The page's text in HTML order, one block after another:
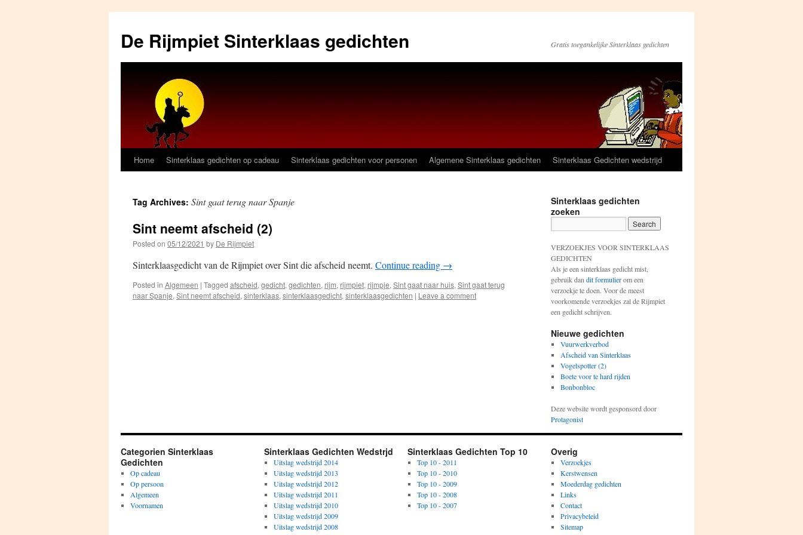
content
De Rijmpiet Sinterklaas gedichten Gratis toegankelijke Sinterklaas gedichten
Home Sinterklaas gedichten op cadeau Sinterklaas gedichten voor personen Algemene Sinterklaas gedichten Sinterklaas Gedichten wedstrijd
Tag Archives: Sint gaat terug naar Spanje
Sint neemt afscheid (2)
Posted on 05/12/2021 by De Rijmpiet
Sinterklaasgedicht van de Rijmpiet over Sint die afscheid neemt. Continue reading →
Posted in Algemeen | Tagged afscheid, gedicht, gedichten, rijm, rijmpiet, rijmpje, Sint gaat naar huis, Sint gaat terug
naar Spanje, Sint neemt afscheid, sinterklaas, sinterklaasgedicht, sinterklaasgedichten | Leave a comment
Sinterklaas gedichten
zoeken
VERZOEKJES VOOR SINTERKLAAS
GEDICHTEN
Als je een sinterklaas gedicht mist,
gebruik dan dit formulierom een
verzoekje te doen. Voor de meest
voorkomende verzoekjes zal de Rijmpiet
een gedicht schrijven.
Nieuwe gedichten
Vuurwerkverbod
Afscheid van Sinterklaas
Vogelspotter (2)
Boete voor te hard rijden
Bonbonbloc
Deze website wordt gesponsord door
Protagonist
Categorien Sinterklaas
Gedichten
Op cadeau
Op persoon
Algemeen
Voornamen
Sinterklaas Gedichten Wedstrjd
Uitslag wedstrijd 2014
Uitslag wedstrijd 2013
Uitslag wedstrijd 2012
Uitslag wedstrijd 2011
Uitslag wedstrijd 2010
Uitslag wedstrijd 2009
Uitslag wedstrijd 2008
Sinterklaas Gedichten Top 10
Top 10 - 2011
Top 10 - 2010
Top 10 - 2009
Top 10 - 2008
Top 10 - 2007
Overig
Verzoekjes
Kerstwensen
Moederdag gedichten
Links
Contact
Privacybeleid
Sitemap